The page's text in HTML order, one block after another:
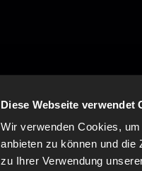
Diese Webseite verwendet
Wir verwenden Cookies,
anbieten zu können und die
zu Ihrer Verwendung